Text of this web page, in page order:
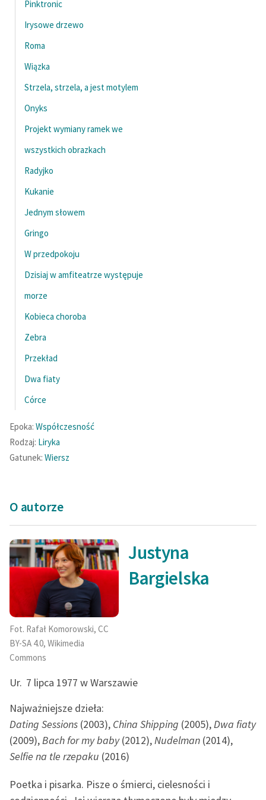
Ręce pełne poezji
Kolekcje edukacyjne
twórców przechodzących
lektur szkolnych oraz
Starego Testamentu
Odkurzamy bohaterów
Szkoła Poezji Wolnych
Lektur
O nas
Zespół
Zasady wykorzystania
Materiały promocyjne
Polityka prywatności
Regulamin biblioteki
Dane fundacji i
sprawozdania finansowe
Regulamin darowizn
wrażliwych
Deklaracja dostępności
Pinktronic
Irysowe drzewo
Roma
Wiązka
Strzela, strzela, a jest motylem
Onyks
Projekt wymiany ramek we
wszystkich obrazkach
Radyjko
Kukanie
Jednym słowem
Gringo
W przedpokoju
Dzisiaj w amfiteatrze występuje
morze
Kobieca choroba
Zebra
Przekład
Dwa fiaty
Córce
Epoka: Współczesność
Rodzaj: Liryka
Gatunek: Wiersz
O autorze
Fot. Rafał Komorowski, CC
BY-SA 4.0, Wikimedia
Commons
Justyna
Bargielska
Ur. 7 lipca 1977 w Warszawie
Najważniejsze dzieła:
Dating Sessions (2003), China Shipping (2005),Dwa fiaty
(2009),Bach for my baby(2012),Nudelman (2014),
Selfie na tle rzepaku (2016)
Poetka i pisarka. Pisze o śmierci, cielesności i